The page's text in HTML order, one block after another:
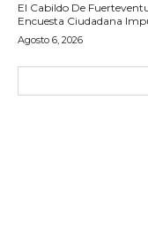
El Cabildo De
Encuesta Ciudadana
Agosto 6, 2026